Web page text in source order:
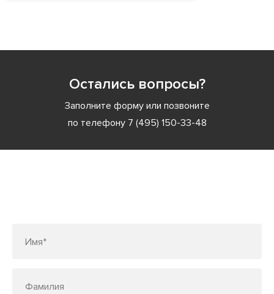
Остались вопросы?
Заполните форму или позвоните
по телефону 7 (495) 150-33-48
Имя*
Фамилия